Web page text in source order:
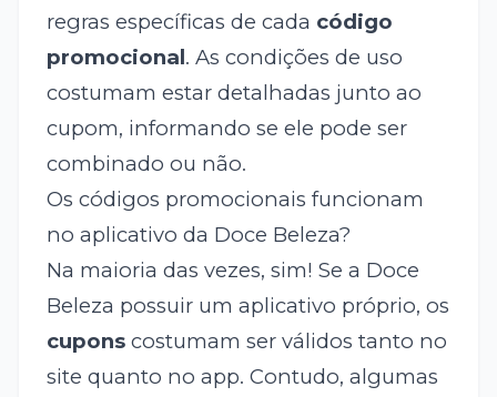
regras específicas de cada código
promocional. As condições de uso
costumam estar detalhadas junto ao
cupom, informando se ele pode ser
combinado ou não.
Os códigos promocionais funcionam
no aplicativo da Doce Beleza?
Na maioria das vezes, sim! Se a Doce
Beleza possuir um aplicativo próprio, os
cuponscostumam ser válidos tanto no
site quanto no app. Contudo, algumas